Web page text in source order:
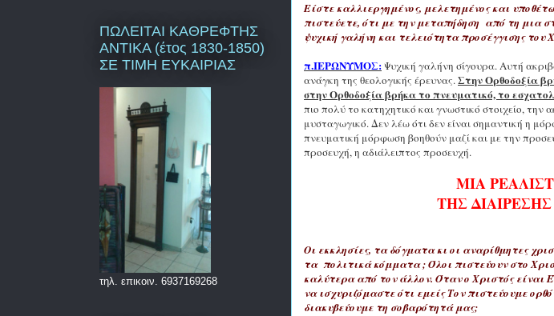
Είστε καλλιεργημένος, μελετημένος και
πιστεύετε, ότι με την μεταπήδηση από τη μια
ψυχική γαλήνη και τελειότητα προσέγγισης του
π.ΙEΡΩΝΥΜΟΣ:Ψυχική γαλήνη σίγουρα. Αυτή
ανάγκη της θεολογικής έρευνας.Στην Ορθοδοξία
στην Ορθοδοξία βρήκα το πνευματικό, το
πιο πολύ το κατηχητικό και γνωστικό στοιχείο, την
μυσταγωγικό. Δεν λέω ότι δεν είναι σημαντική η
πνευματική μόρφωση βοηθούν μαζί και με την
προσευχή, η αδιάλειπτος προσευχή.
ΜΙΑ
ΤΗΣ
Οι εκκλησίες, τα δόγματα κι οι αναρίθμητες
τα πολιτικά κόμματα ; Όλοι πιστεύουν στο
καλύτερα από τον άλλον. Όταν ο Χριστός είναι
να ισχυριζόμαστε ότι εμείς Τον πιστεύουμε
διακυβεύουμε τη σοβαρότητά μας;
ΠΩΛΕΙΤΑΙ ΚΑΘΡΕΦΤΗΣ
ΑΝΤΙΚΑ (έτος 1830-1850)
ΣΕ ΤΙΜΗ ΕΥΚΑΙΡΙΑΣ
τηλ. επικοιν. 6937169268